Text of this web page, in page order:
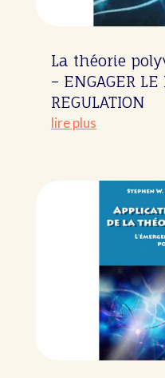
La théorie
– ENGAGER
REGULATION
lire plus